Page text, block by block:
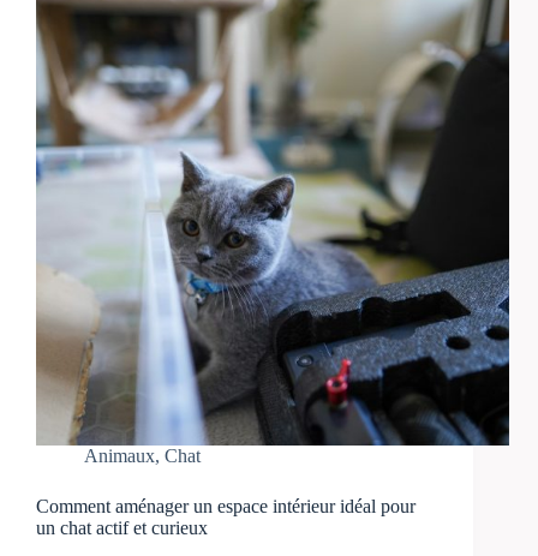
Animaux, Chat
Comment aménager un espace intérieur idéal pour
un chat actif et curieux